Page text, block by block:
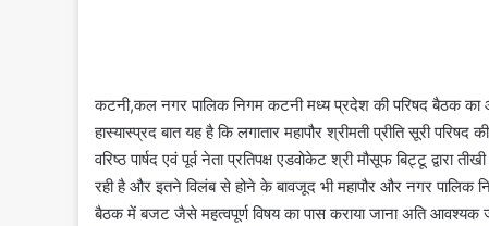
कटनी,कल नगर पालिक निगम कटनी मध्य प्रदेश की परिषद बैठक
हास्यास्प्रद बात यह है कि लगातार महापौर श्रीमती प्रीति सूरी
वरिष्ठ पार्षद एवं पूर्व नेता प्रतिपक्ष एडवोकेट श्री मौसूफ बिट्टू
रही है और इतने विलंब से होने के बावजूद भी महापौर और नगर
बैठक में बजट जैसे महत्वपूर्ण विषय का पास कराया जाना अति आवश्यक